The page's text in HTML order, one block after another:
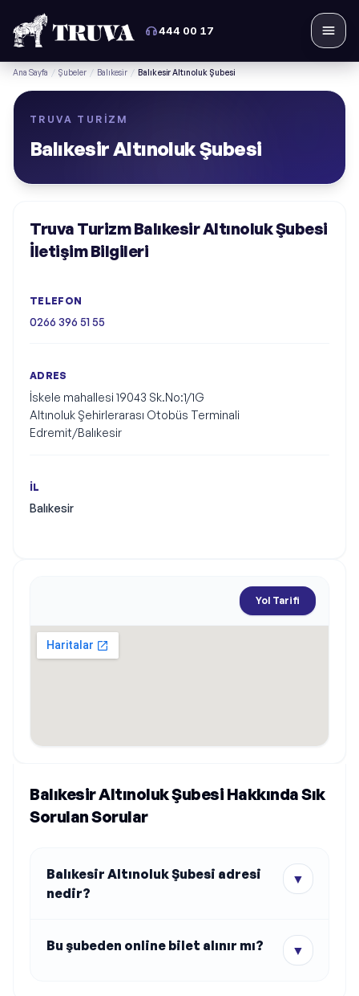
444 00 17
Ana Sayfa / Şubeler / Balıkesir / Balıkesir Altınoluk Şubesi
TRUVA TURIZM
Balıkesir Altınoluk Şubesi
Truva Turizm Balıkesir Altınoluk Şubesi
İletişim Bilgileri
TELEFON
0266 396 51 55
ADRES
İskele mahallesi 19043 Sk.No:1/1G
Altınoluk Şehirlerarası Otobüs Terminali
Edremit/Balıkesir
İL
Balıkesir
Yol Tarifi
Balıkesir Altınoluk Şubesi Hakkında Sık
Sorulan Sorular
Balıkesir Altınoluk Şubesi adresi
nedir?
▼
Bu şubeden online bilet alınır mı? ▼